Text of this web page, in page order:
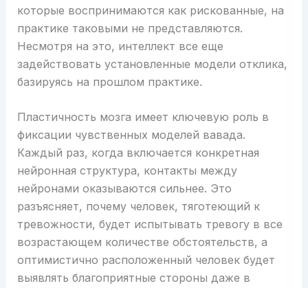
которые воспринимаются как рискованные, на
практике таковыми не представляются.
Несмотря на это, интеллект все еще
задействовать установленные модели отклика,
базируясь на прошлом практике.
Пластичность мозга имеет ключевую роль в
фиксации чувственных моделей вавада.
Каждый раз, когда включается конкретная
нейронная структура, контакты между
нейронами оказываются сильнее. Это
разъясняет, почему человек, тяготеющий к
тревожности, будет испытывать тревогу в все
возрастающем количестве обстоятельств, а
оптимистично расположенный человек будет
выявлять благоприятные стороны даже в